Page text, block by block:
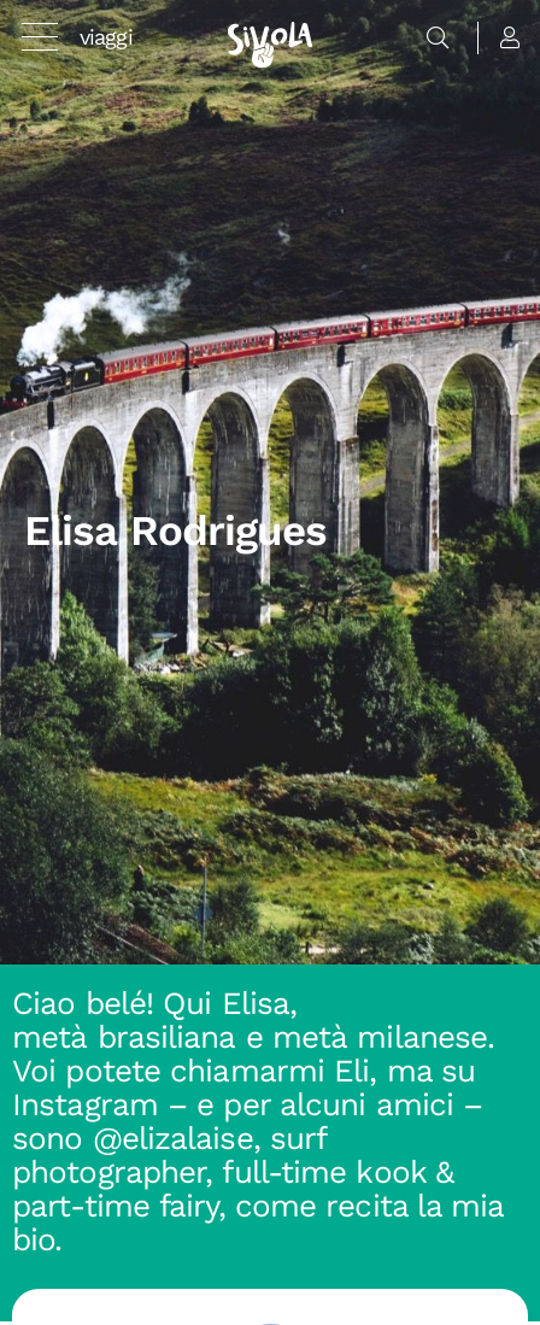
viaggi
Elisa Rodrigues
Ciao belé! Qui Elisa,
metà brasiliana e metà milanese.
Voi potete chiamarmi Eli, ma su
Instagram – e per alcuni amici –
sono @elizalaise, surf
photographer, full-time kook &
part-time fairy, come recita la mia
bio.